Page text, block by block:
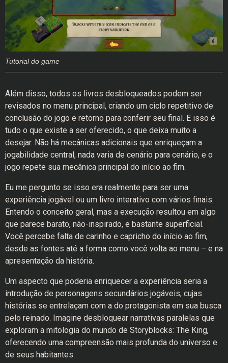
Tutorial do game
Além disso, todos os livros desbloqueados podem ser
revisados no menu principal, criando um ciclo repetitivo de
conclusão do jogo e retorno para conferir seu final. E isso é
tudo o que existe a ser oferecido, o que deixa muito a
desejar. Não há mecânicas adicionais que enriqueçam a
jogabilidade central, nada varia de cenário para cenário, e o
jogo repete sua mecânica principal do início ao fim.
Eu me pergunto se isso era realmente para ser uma
experiência jogável ou um livro interativo com vários finais.
Entendo o conceito geral, mas a execução resultou em algo
que parece barato, não-inspirado, e bastante superficial.
Você percebe falta de carinho e capricho do início ao fim,
desde as fontes até a forma como você volta ao menu – e na
apresentação da história.
Um aspecto que poderia enriquecer a experiência seria a
introdução de personagens secundários jogáveis, cujas
histórias se entrelaçam com a do protagonista em sua busca
pelo reinado. Imagine desbloquear narrativas paralelas que
exploram a mitologia do mundo de Storyblocks: The King,
oferecendo uma compreensão mais profunda do universo e
de seus habitantes.